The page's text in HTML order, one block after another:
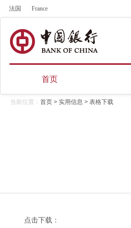
法国 France
首页
当前位置： 首页 > 实用信息 > 表格下载
点击下载：